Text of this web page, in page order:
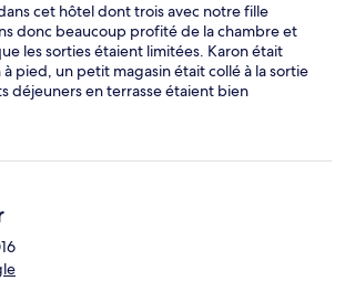
cet hôtel dont trois avec notre fille
donc beaucoup profité de la chambre et
les sorties étaient limitées. Karon était
à pied, un petit magasin était collé à la sortie
déjeuners en terrasse étaient bien
séjour vraiment appréciable. De plus, le
à toutes nos questions et a bien voulu